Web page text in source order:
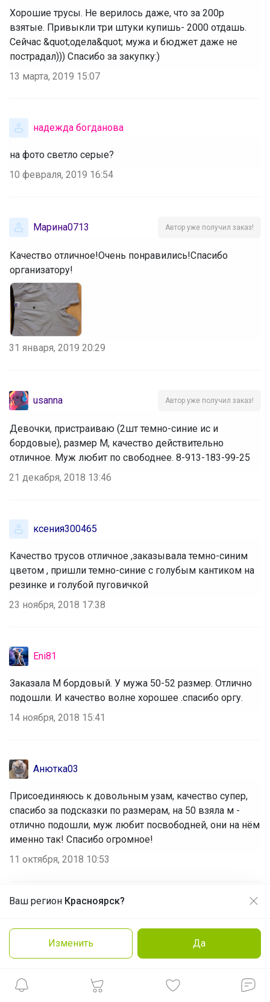
Ваш регион Красноярск?
Изменить Да
Хорошие трусы. Не верилось даже, что за 200р
взятые. Привыкли три штуки купишь- 2000 отдашь.
Сейчас &quot;одела&quot; мужа и бюджет даже не
пострадал))) Спасибо за закупку:)
13 марта, 2019 15:07
надежда богданова
на фото светло серые?
10 февраля, 2019 16:54
Марина0713 Автор уже получил заказ!
Качество отличное!Очень понравились!Спасибо
организатору!
31 января, 2019 20:29
usanna Автор уже получил заказ!
Девочки, пристраиваю (2шт темно-синие ис и
бордовые), размер М, качество действительно
отличное. Муж любит по свободнее. 8-913-183-99-25
21 декабря, 2018 13:46
ксения300465
Качество трусов отличное ,заказывала темно-синим
цветом , пришли темно-синие с голубым кантиком на
резинке и голубой пуговичкой
23 ноября, 2018 17:38
Eni81
Заказала М бордовый. У мужа 50-52 размер. Отлично
подошли. И качество волне хорошее .спасибо оргу.
14 ноября, 2018 15:41
Анютка03
Присоединяюсь к довольным узам, качество супер,
спасибо за подсказки по размерам, на 50 взяла м -
отлично подошли, муж любит посвободней, они на нём
именно так! Спасибо огромное!
11 октября, 2018 10:53
У сына 50-52 заказали 2ХL это на 56-58... Ошиблись
...теперь пристраиваем. Качество очень понравилось.
Продолжая использовать этот сайт и нажимая кнопку
Принять